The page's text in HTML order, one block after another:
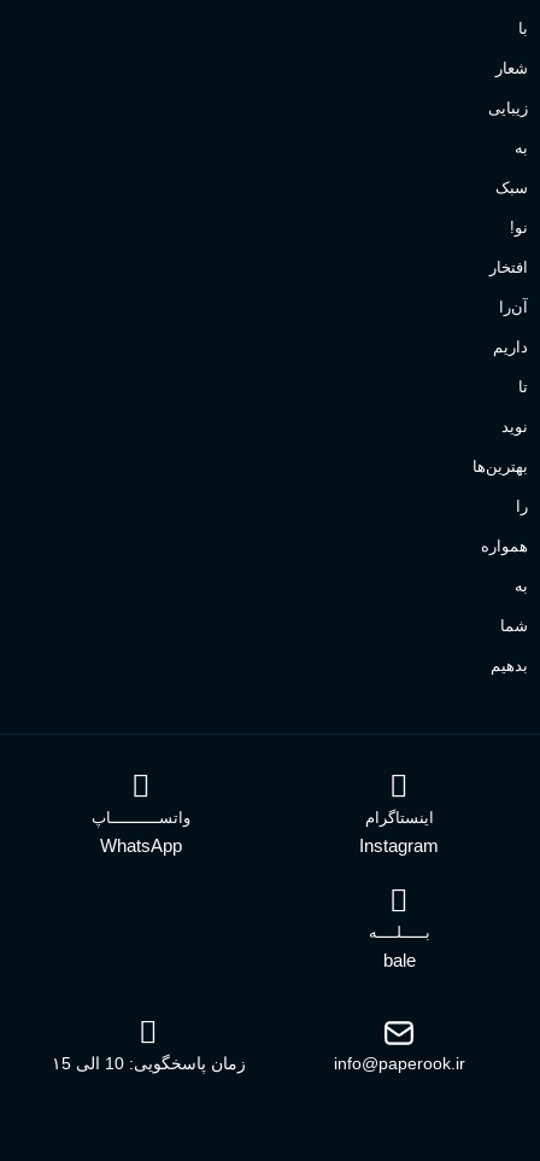
با
شعار
زیبایی
به
سبک
نو!
افتخار
آن‌را
داریم
تا
نوید
بهترین‌ها
را
همواره
به
شما
بدهیم
اینستاگرام
Instagram
واتســــــــــاپ
WhatsApp
بـــــلــــه
bale
info@paperook.ir زمان پاسخگویی: 10 الی ۱5